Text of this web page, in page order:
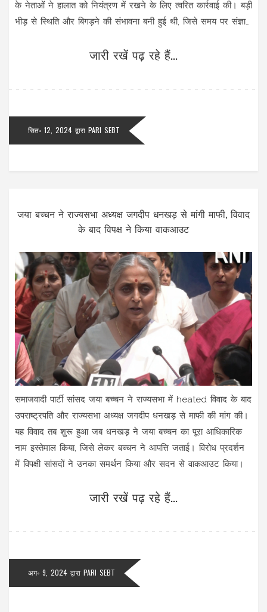
के नेताओं ने हालात को नियंत्रण में रखने के लिए त्वरित कार्रवाई की। बड़ी
भीड़ से स्थिति और बिगड़ने की संभावना बनी हुई थी, जिसे समय पर संज्ञान
जारी रखें पढ़ रहे हैं...
सित॰ 12, 2024 द्वारा PARI SEBT
जया बच्चन ने राज्यसभा अध्यक्ष जगदीप धनखड़ से मांगी माफी, विवाद
के बाद विपक्ष ने किया वाकआउट
समाजवादी पार्टी सांसद जया बच्चन ने राज्यसभा में heated विवाद के बाद
उपराष्ट्रपति और राज्यसभा अध्यक्ष जगदीप धनखड़ से माफी की मांग की।
यह विवाद तब शुरू हुआ जब धनखड़ ने जया बच्चन का पूरा आधिकारिक
नाम इस्तेमाल किया, जिसे लेकर बच्चन ने आपत्ति जताई। विरोध प्रदर्शन
में विपक्षी सांसदों ने उनका समर्थन किया और सदन से वाकआउट किया।
जारी रखें पढ़ रहे हैं...
अग॰ 9, 2024 द्वारा PARI SEBT